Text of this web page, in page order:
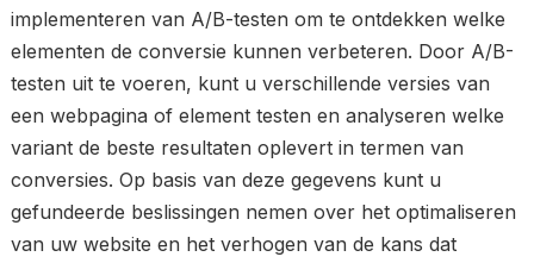
implementeren van A/B-testen om te ontdekken welke
elementen de conversie kunnen verbeteren. Door A/B-
testen uit te voeren, kunt u verschillende versies van
een webpagina of element testen en analyseren welke
variant de beste resultaten oplevert in termen van
conversies. Op basis van deze gegevens kunt u
gefundeerde beslissingen nemen over het optimaliseren
van uw website en het verhogen van de kans dat